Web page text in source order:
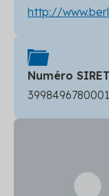
http://
Numéro